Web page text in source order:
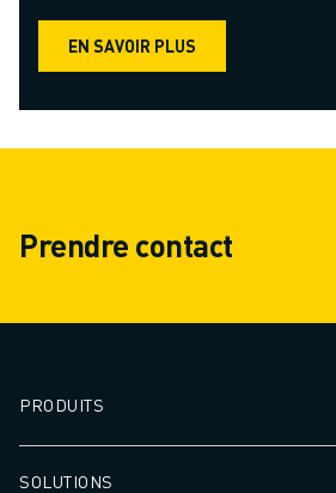
EN SAVOIR PLUS
Prendre contact
PRODUITS
SOLUTIONS